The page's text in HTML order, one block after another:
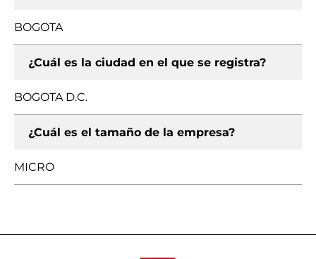
BOGOTA
¿Cuál es la ciudad en el que se registra?
BOGOTA D.C.
¿Cuál es el tamaño de la empresa?
MICRO